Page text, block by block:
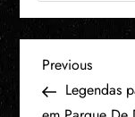
N
Previous
Post
Previous
Legendas